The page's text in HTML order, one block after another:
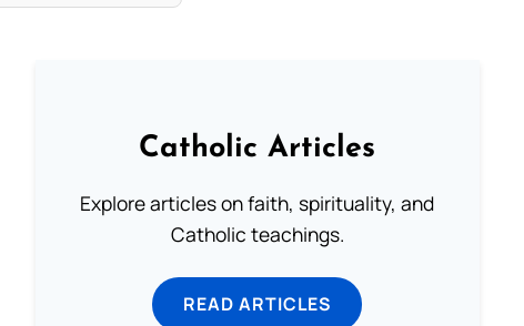
Catholic Articles
Explore articles on faith, spirituality, and
Catholic teachings.
READ ARTICLES